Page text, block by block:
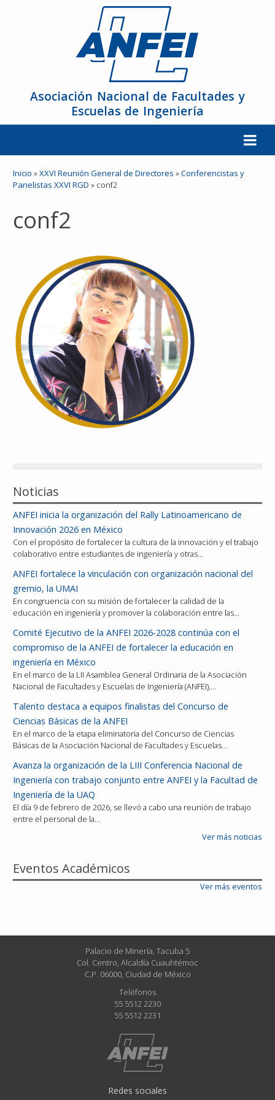
Asociación Nacional de Facultades y
Escuelas de Ingeniería
La ANFEI
Reuniones y Conferencias
Reconocimientos
Publicaciones
Afiliación
Inicio »XXVI Reunión General de Directores »Conferencistas y
Panelistas XXVI RGD » conf2
conf2
Noticias
ANFEI inicia la organización del Rally Latinoamericano de
Innovación 2026 en México
Con el propósito de fortalecer la cultura de la innovación y el trabajo
colaborativo entre estudiantes de ingeniería y otras…
ANFEI fortalece la vinculación con organización nacional del
gremio, la UMAI
En congruencia con su misión de fortalecer la calidad de la
educación en ingeniería y promover la colaboración entre las…
Comité Ejecutivo de la ANFEI 2026-2028 continúa con el
compromiso de la ANFEI de fortalecer la educación en
ingeniería en México
En el marco de la LII Asamblea General Ordinaria de la Asociación
Nacional de Facultades y Escuelas de Ingeniería (ANFEI),…
Talento destaca a equipos finalistas del Concurso de
Ciencias Básicas de la ANFEI
En el marco de la etapa eliminatoria del Concurso de Ciencias
Básicas de la Asociación Nacional de Facultades y Escuelas…
Avanza la organización de la LIII Conferencia Nacional de
Ingeniería con trabajo conjunto entre ANFEI y la Facultad de
Ingeniería de la UAQ
El día 9 de febrero de 2026, se llevó a cabo una reunión de trabajo
entre el personal de la…
Ver más noticias
Eventos Académicos
Ver más eventos
Palacio de Minería, Tacuba 5
Col. Centro, Alcaldía Cuauhtémoc
C.P. 06000, Ciudad de México
Teléfonos
55 5512 2230
55 5512 2231
Redes sociales